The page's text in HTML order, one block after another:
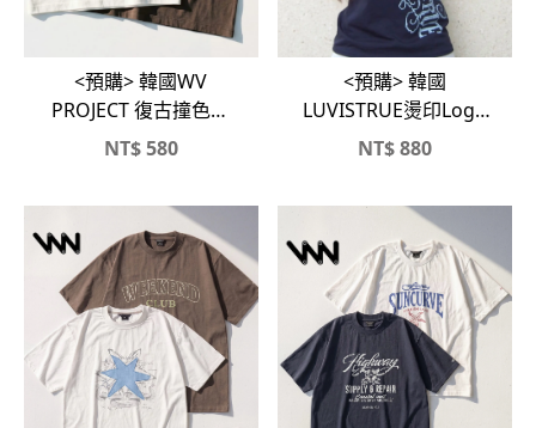
<預購> 韓國WV
PROJECT 復古撞色滾
邊純棉短T
NT$580
<預購> 韓國
LUVISTRUE燙印Logo
純棉短T
NT$880